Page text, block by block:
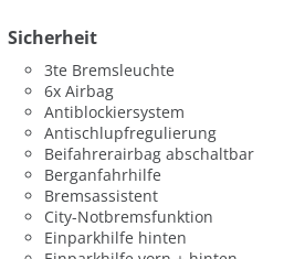
Sicherheit
3te Bremsleuchte
6x Airbag
Antiblockiersystem
Antischlupfregulierung
Beifahrerairbag abschaltbar
Berganfahrhilfe
Bremsassistent
City-Notbremsfunktion
Einparkhilfe hinten